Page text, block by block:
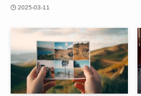
2025-03-11